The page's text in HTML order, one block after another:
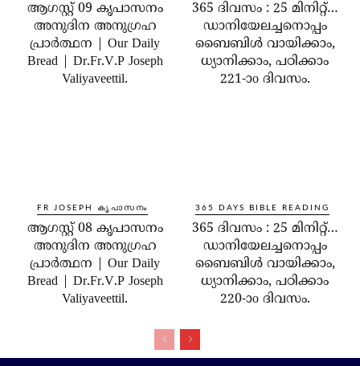
ആഗസ്റ്റ് 09 കൃപാസനം
അനുദിന അനുഗ്രഹ
പ്രാർത്ഥന | Our Daily
Bread | Dr.Fr.V.P Joseph
Valiyaveettil.
365 ദിവസം : 25 മിനിറ്റ്…
ഡാനിയേലച്ചനൊപ്പം
ബൈബിൾ വായിക്കാം,
ധ്യാനിക്കാം, പഠിക്കാം
221-ാo ദിവസം.
FR JOSEPH കൃപാസനം
ആഗസ്റ്റ് 08 കൃപാസനം
അനുദിന അനുഗ്രഹ
പ്രാർത്ഥന | Our Daily
Bread | Dr.Fr.V.P Joseph
Valiyaveettil.
365 DAYS BIBLE READING
365 ദിവസം : 25 മിനിറ്റ്…
ഡാനിയേലച്ചനൊപ്പം
ബൈബിൾ വായിക്കാം,
ധ്യാനിക്കാം, പഠിക്കാം
220-ാo ദിവസം.